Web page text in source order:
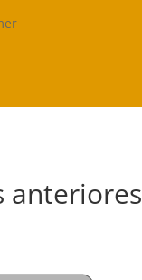
anteriores